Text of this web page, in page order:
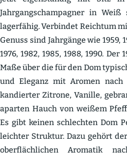
Jahrgangs­cham­pagner in Weiß
lager­fähig. Verbindet Reichtum
Genuss sind Jahrgänge wie 1959,
1976, 1982, 1985, 1988, 1990.
Maße über die für den Dom
und Eleganz mit Aromen nach
kandierter Zitrone, Vanille,
aparten Hauch von weißem
Es gibt keinen schlechten Dom
leichter Struktur. Dazu gehört
oberfläch­lichen Aromatik